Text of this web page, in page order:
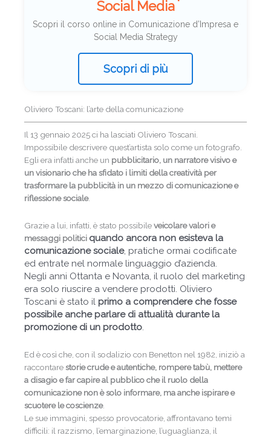
Social Media
Scopri il corso online in Comunicazione d’Impresa e
Social Media Strategy
Scopri di più
Oliviero Toscani: l’arte della comunicazione
Il 13 gennaio 2025 ci ha lasciati Oliviero Toscani.
Impossibile descrivere quest’artista solo come un fotografo.
Egli era infatti anche un pubblicitario, un narratore visivo e
un visionario che ha sfidato i limiti della creatività per
trasformare la pubblicità in un mezzo di comunicazione e
riflessione sociale.
Grazie a lui, infatti, è stato possibileveicolare valori e
messaggi politici quando ancora non esisteva la
comunicazione sociale, pratiche ormai codificate
ed entrate nel normale linguaggio d’azienda.
Negli anni Ottanta e Novanta, il ruolo del marketing
era solo riuscire a vendere prodotti. Oliviero
Toscani è stato il primo a comprendere che fosse
possibile anche parlare di attualità durante la
promozione di un prodotto.
Ed è così che, con il sodalizio con Benetton nel 1982, iniziò a
raccontarestorie crude e autentiche, rompere tabù, mettere
a disagio e far capire al pubblico che il ruolo della
comunicazione non è solo informare, ma anche ispirare e
scuotere le coscienze.
Le sue immagini, spesso provocatorie, affrontavano temi
difficili: il razzismo, l’emarginazione, l’uguaglianza, il